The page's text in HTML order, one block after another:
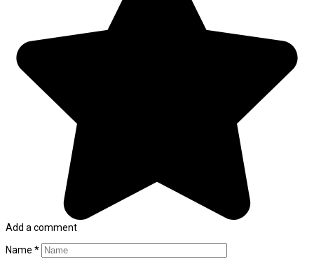
Add a comment
Name *